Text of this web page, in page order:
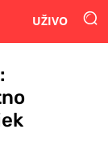
UŽIVO